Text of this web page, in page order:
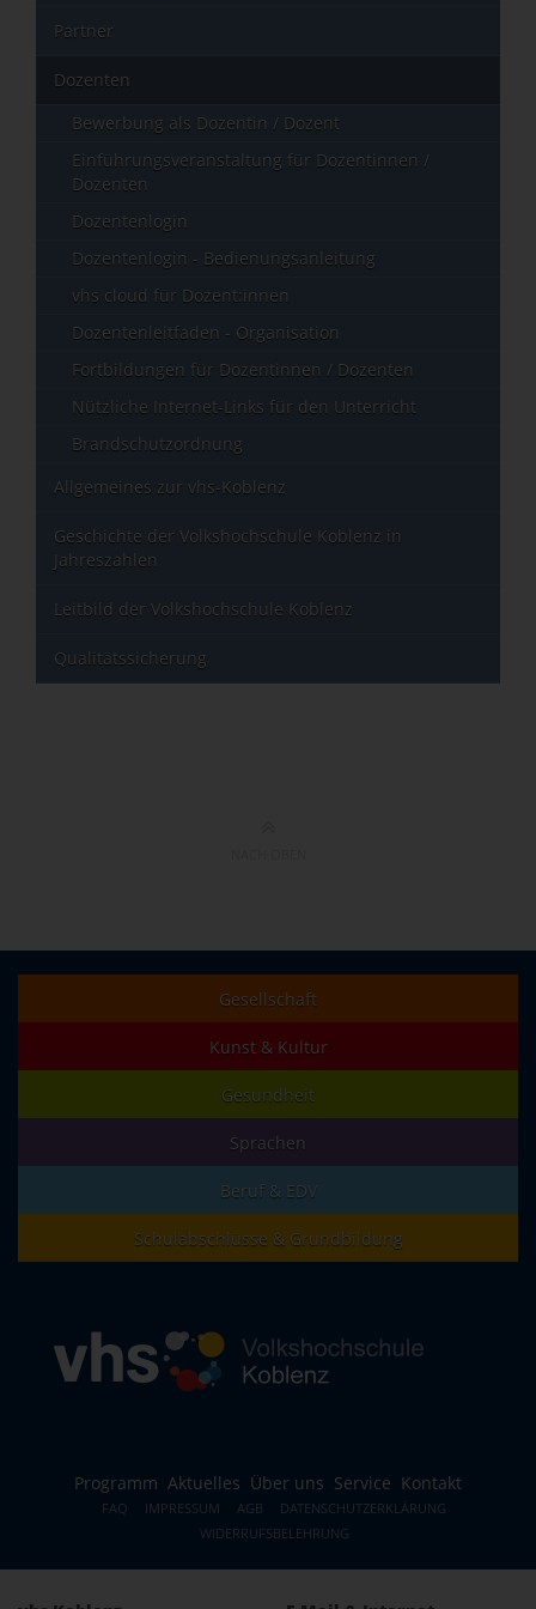
Partner
Dozenten
Bewerbung als Dozentin / Dozent
Einführungsveranstaltung für Dozentinnen /
Dozenten
Dozentenlogin
Dozentenlogin - Bedienungsanleitung
vhs cloud für Dozent:innen
Dozentenleitfaden - Organisation
Fortbildungen für Dozentinnen / Dozenten
Nützliche Internet-Links für den Unterricht
Brandschutzordnung
Allgemeines zur vhs-Koblenz
Geschichte der Volkshochschule Koblenz in
Jahreszahlen
Leitbild der Volkshochschule Koblenz
Qualitätssicherung
Gesellschaft
Kunst & Kultur
Gesundheit
Sprachen
Beruf & EDV
Schulabschlüsse & Grundbildung
Programm Aktuelles Über uns Service Kontakt
FAQ IMPRESSUM AGB
DATENSCHUTZERKLÄRUNG
WIDERRUFSBELEHRUNG